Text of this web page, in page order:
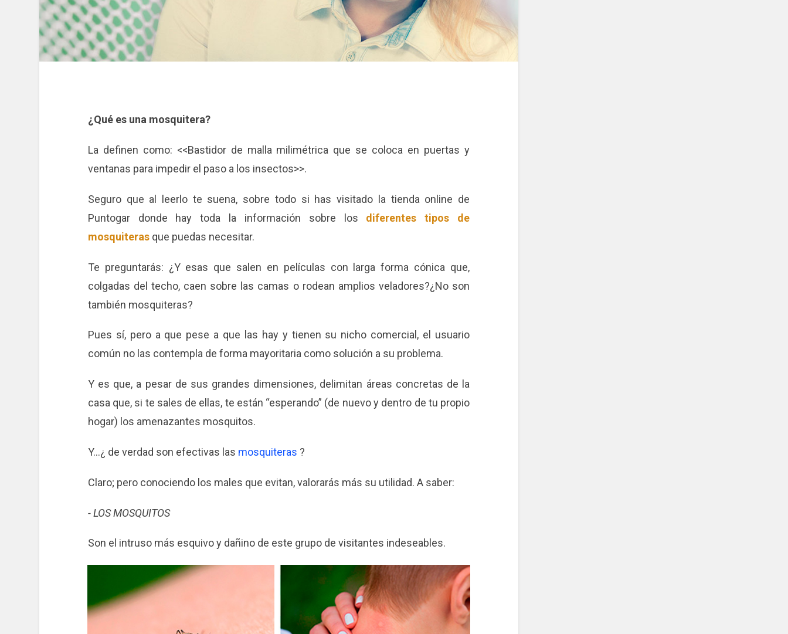
¿Qué es una mosquitera?
La definen como: <<Bastidor de malla milimétrica que se coloca en puertas y
ventanas para impedir el paso a los insectos>>.
Seguro que al leerlo te suena, sobre todo si has visitado la tienda online de
Puntogar donde hay toda la información sobre los diferentes tipos de
mosquiterasque puedas necesitar.
Te preguntarás: ¿Y esas que salen en películas con larga forma cónica que,
colgadas del techo, caen sobre las camas o rodean amplios veladores?¿No son
también mosquiteras?
Pues sí, pero a que pese a que las hay y tienen su nicho comercial, el usuario
común no las contempla de forma mayoritaria como solución a su problema.
Y es que, a pesar de sus grandes dimensiones, delimitan áreas concretas de la
casa que, si te sales de ellas, te están “esperando” (de nuevo y dentro de tu propio
hogar) los amenazantes mosquitos.
Y...¿ de verdad son efectivas las mosquiteras ?
Claro; pero conociendo los males que evitan, valorarás más su utilidad. A saber:
- LOS MOSQUITOS
Son el intruso más esquivo y dañino de este grupo de visitantes indeseables.